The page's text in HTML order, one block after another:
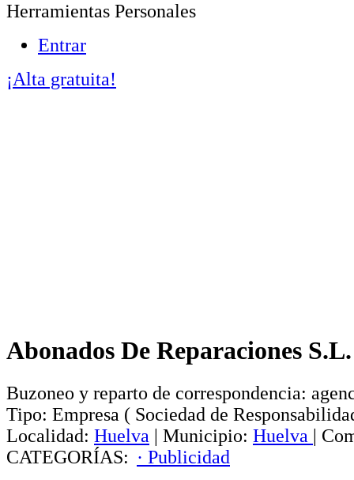
Herramientas Personales
Entrar
¡Alta gratuita!
Abonados De Reparaciones S.L.
Buzoneo y reparto de correspondencia:
Tipo: Empresa ( Sociedad de
Localidad: Huelva | Municipio: Huelva |
CATEGORÍAS: · Publicidad